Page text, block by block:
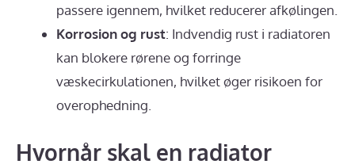
passere igennem, hvilket reducerer afkølingen.
Korrosion og rust: Indvendig rust i radiatoren
kan blokere rørene og forringe
væskecirkulationen, hvilket øger risikoen for
overophedning.
Hvornår skal en radiator